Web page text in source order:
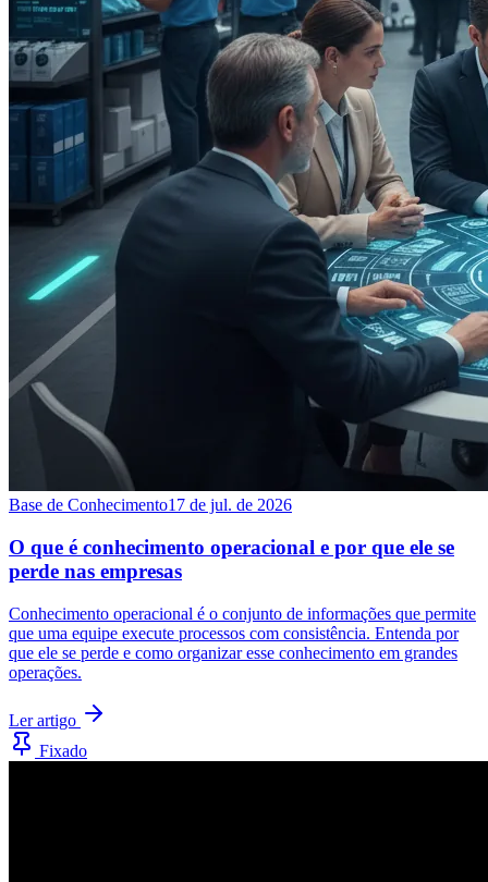
Base de Conhecimento17 de jul. de 2026
O que é conhecimento operacional e por que ele se
perde nas empresas
Conhecimento operacional é o conjunto de informações que permite
que uma equipe execute processos com consistência. Entenda por
que ele se perde e como organizar esse conhecimento em grandes
operações.
Ler artigo
Fixado